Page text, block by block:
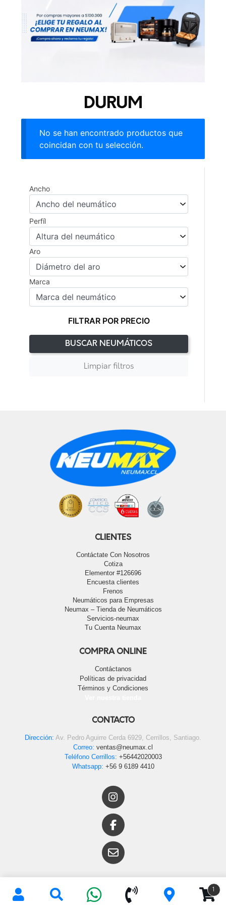
DURUM
No se han encontrado productos que
coincidan con tu selección.
Ancho
Perfíl
Aro
Marca
FILTRAR POR PRECIO
BUSCAR NEUMÁTICOS
Limpiar filtros
CLIENTES
Contáctate Con Nosotros
Cotiza
Elementor #126696
Encuesta clientes
Frenos
Neumáticos para Empresas
Neumax – Tienda de Neumáticos
Servicios-neumax
Tu Cuenta Neumax
COMPRA ONLINE
Contáctanos
Políticas de privacidad
Términos y Condiciones
CONTACTO
Dirección: Av. Pedro Aguirre Cerda 6929, Cerrillos, Santiago.
Correo: ventas@neumax.cl
Teléfono Cerrillos: +56442020003
Whatsapp: +56 9 6189 4410
1